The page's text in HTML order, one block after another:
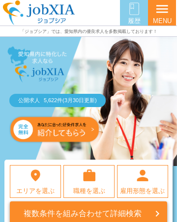
履歴
menu
MENU
「ジョブシア」では、愛知県内の優良求人を多数掲載しております！
公開求人 5,622件(3月30日更新)
エリアを選ぶ 職種を選ぶ 雇用形態を選ぶ
複数条件を組み合わせて詳細検索 